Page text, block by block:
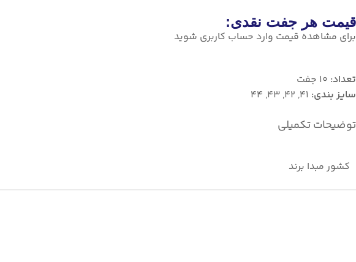
قیمت هر جفت نقدی:
برای مشاهده قیمت وارد حساب کاربری شوید
تعداد:
سایز بندی: 41, 42, 43, 44
توضیحات تکمیلی
کشور مبدا برند